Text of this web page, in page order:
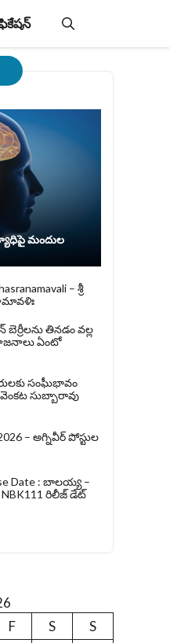
మందుల
– శ్రీ
బెర్రీల‌ను తిన‌డం వ‌ల్ల
ఏంటో
సంఘీభావం
సుబ్బారావు
– అగ్నివీర్‌ పోస్టుల
Date : బాలయ్య –
రిలీజ్ డేట్
F S
S